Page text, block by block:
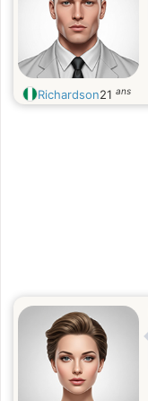
Richardson21 ans